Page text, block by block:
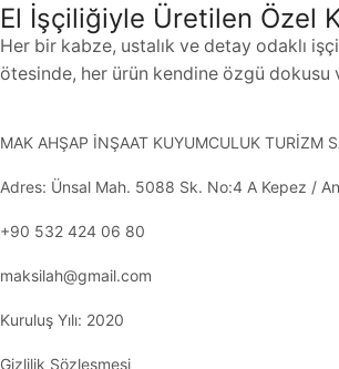
El İşçiliğiyle Üretilen Özel
Her bir kabze, ustalık ve detay odaklı
ötesinde, her ürün kendine özgü dokusu
MAK AHŞAP İNŞAAT KUYUMCULUK TURİZM
Adres: Ünsal Mah. 5088 Sk. No:4 A Kepez /
+90 532 424 06 80
maksilah@gmail.com
Kuruluş Yılı: 2020
Gizlilik Sözleşmesi